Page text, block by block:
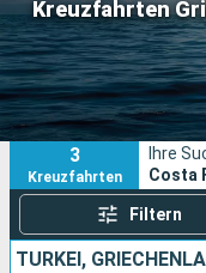
Kreuzfahrten
Unsere Ziele
Abfahrtsmonat
Häfen
3
Kreuzfahrten
Ihre
Costa
Filtern
TÜRKEI,